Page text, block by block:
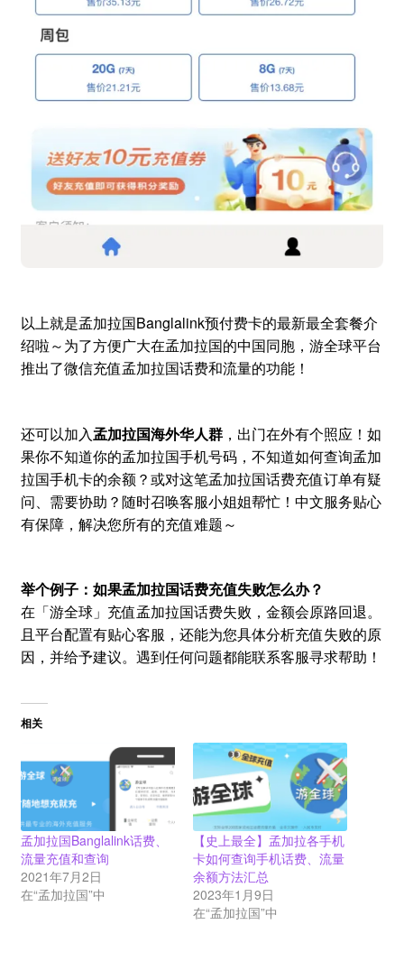
以上就是孟加拉国Banglalink预付费卡的最新最全套餐介
绍啦～为了方便广大在孟加拉国的中国同胞，游全球平台
推出了微信充值孟加拉国话费和流量的功能！
还可以加入孟加拉国海外华人群，出门在外有个照应！如
果你不知道你的孟加拉国手机号码，不知道如何查询孟加
拉国手机卡的余额？或对这笔孟加拉国话费充值订单有疑
问、需要协助？随时召唤客服小姐姐帮忙！中文服务贴心
有保障，解决您所有的充值难题～
举个例子：如果孟加拉国话费充值失败怎么办？
在「游全球」充值孟加拉国话费失败，金额会原路回退。
且平台配置有贴心客服，还能为您具体分析充值失败的原
因，并给予建议。遇到任何问题都能联系客服寻求帮助！
相关
孟加拉国Banglalink话费、
流量充值和查询
2021年7月2日
在“孟加拉国”中
【史上最全】孟加拉各手机
卡如何查询手机话费、流量
余额方法汇总
2023年1月9日
在“孟加拉国”中